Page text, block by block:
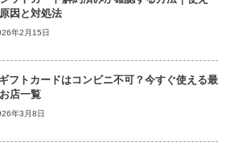
因と対処法
年2月15日
フトカードはコンビニ不可？今すぐ使える最
店一覧
年3月8日